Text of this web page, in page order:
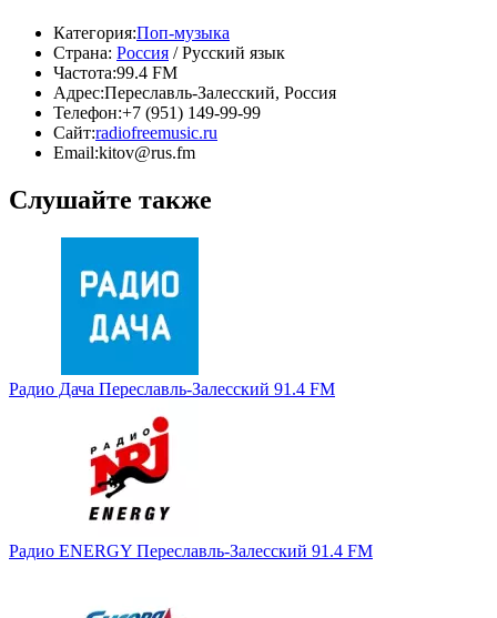
Категория:Поп-музыка
Страна: Россия / Русский язык
Частота:99.4 FM
Адрес:Переславль-Залесский, Россия
Телефон:+7 (951) 149-99-99
Сайт:radiofreemusic.ru
Email:kitov@rus.fm
Слушайте также
Радио Дача Переславль-Залесский 91.4 FM
Радио ENERGY Переславль-Залесский 91.4 FM